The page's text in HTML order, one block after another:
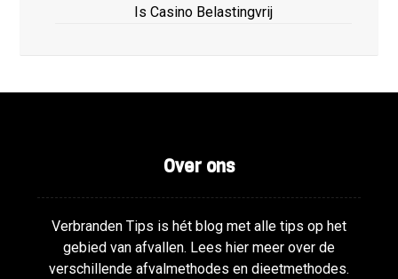
Is Casino Belastingvrij
Over ons
Verbranden Tips is hét blog met alle tips op het
gebied van afvallen. Lees hier meer over de
verschillende afvalmethodes en dieetmethodes.